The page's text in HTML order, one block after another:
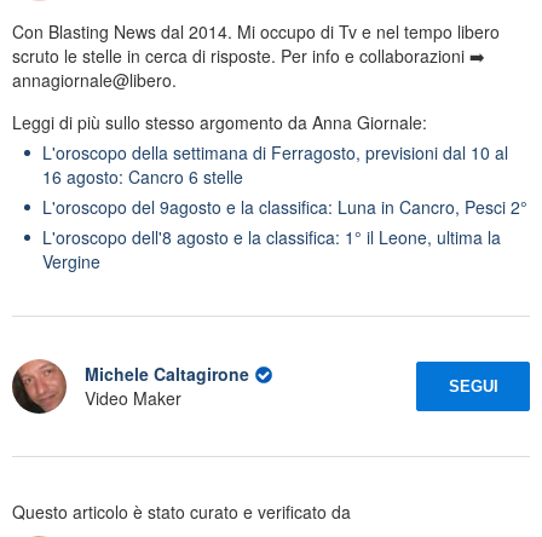
Con Blasting News dal 2014. Mi occupo di Tv e nel tempo libero
scruto le stelle in cerca di risposte. Per info e collaborazioni ➡️
annagiornale@libero.
Leggi di più sullo stesso argomento da Anna Giornale:
L'oroscopo della settimana di Ferragosto, previsioni dal 10 al
16 agosto: Cancro 6 stelle
L'oroscopo del 9agosto e la classifica: Luna in Cancro, Pesci 2°
L'oroscopo dell'8 agosto e la classifica: 1° il Leone, ultima la
Vergine
Michele Caltagirone
Video Maker
SEGUI
Questo articolo è stato curato e verificato da